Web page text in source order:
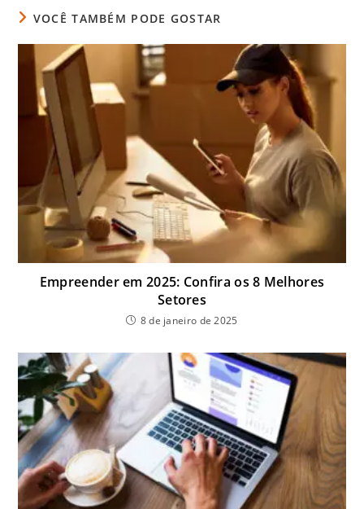
VOCÊ TAMBÉM PODE GOSTAR
Empreender em 2025: Confira os 8 Melhores
Setores
8 de janeiro de 2025